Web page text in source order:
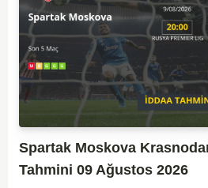
Spartak Moskova
Tahmini 09 Ağustos 2026